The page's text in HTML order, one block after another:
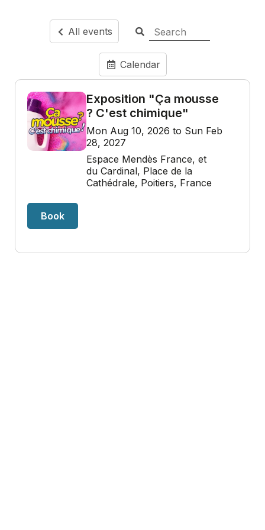
All events
Calendar
Exposition "Ça mousse
? C'est chimique"
Mon Aug 10, 2026 to Sun Feb
28, 2027
Espace Mendès France, et
du Cardinal, Place de la
Cathédrale, Poitiers, France
Book